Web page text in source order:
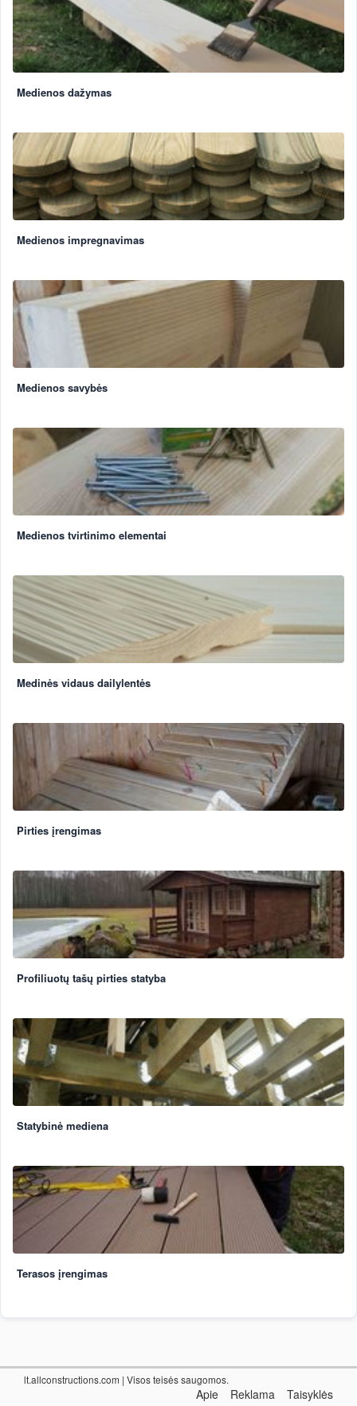
Medienos dažymas
Medienos impregnavimas
Medienos savybės
Medienos tvirtinimo elementai
Medinės vidaus dailylentės
Pirties įrengimas
Profiliuotų tašų pirties statyba
Statybinė mediena
Terasos įrengimas
lt.allconstructions.com | Visos teisės saugomos.
Apie Reklama Taisyklės